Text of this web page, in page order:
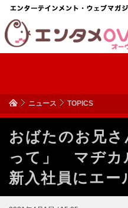
ニュース TOPICS
おばたのお兄
って」 マヂカ
新入社員にエー